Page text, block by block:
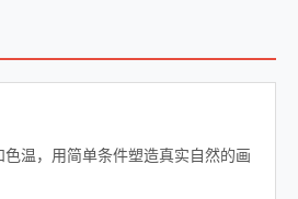
温，用简单条件塑造真实自然的画